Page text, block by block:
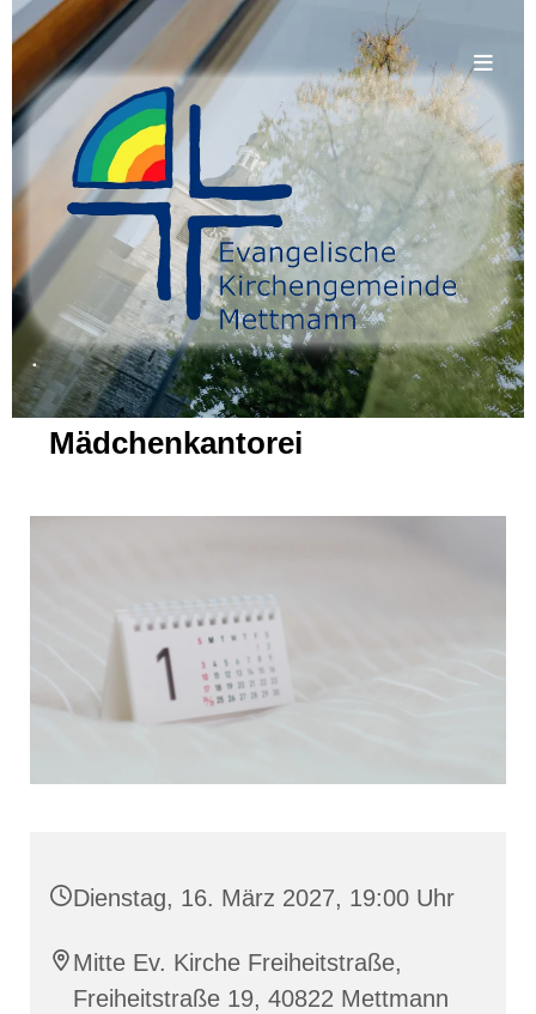
.
Mädchenkantorei
Dienstag, 16. März 2027, 19:00 Uhr
Mitte Ev. Kirche Freiheitstraße,
Freiheitstraße 19, 40822 Mettmann